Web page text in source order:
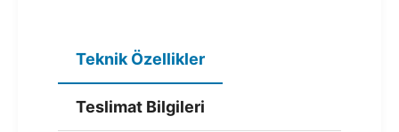
Teknik Özellikler
Teslimat Bilgileri